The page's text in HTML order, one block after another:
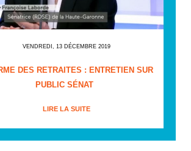
VENDREDI, 13 DÉCEMBRE 2019
DES RETRAITES : ENTRETIEN SUR
PUBLIC SÉNAT
LIRE LA SUITE